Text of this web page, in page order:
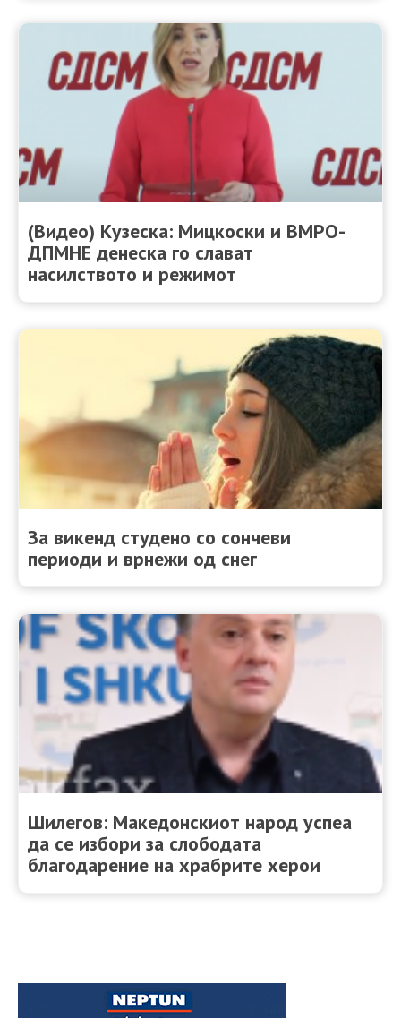
(Видео) Кузеска: Мицкоски и ВМРО-
ДПМНЕ денеска го слават
насилството и режимот
За викенд студено со сончеви
периоди и врнежи од снег
Шилегов: Македонскиот народ успеа
да се избори за слободата
благодарение на храбрите херои